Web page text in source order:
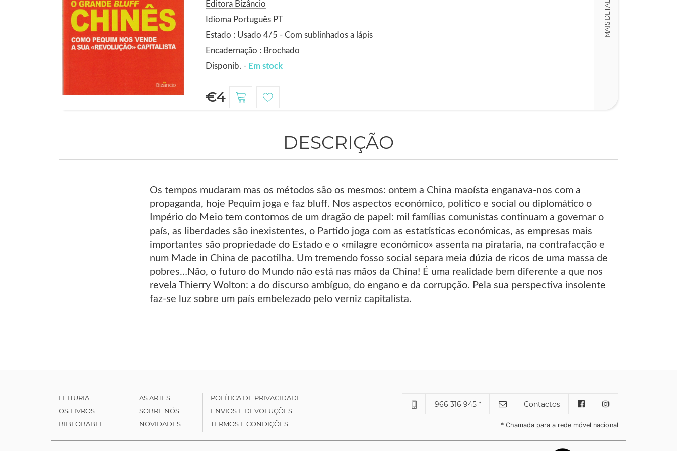
Editora Bizâncio
Idioma Português PT
Estado : Usado 4/5 - Com sublinhados a lápis
Encadernação : Brochado
Disponib. - Em stock
€4
MAIS DETALHES
DESCRIÇÃO
Os tempos mudaram mas os métodos são os mesmos: ontem a China maoísta enganava-nos com a
propaganda, hoje Pequim joga e faz bluff. Nos aspectos económico, político e social ou diplomático o
Império do Meio tem contornos de um dragão de papel: mil famílias comunistas continuam a governar o
país, as liberdades são inexistentes, o Partido joga com as estatísticas económicas, as empresas mais
importantes são propriedade do Estado e o «milagre económico» assenta na pirataria, na contrafacção e
num Made in China de pacotilha. Um tremendo fosso social separa meia dúzia de ricos de uma massa de
pobres…Não, o futuro do Mundo não está nas mãos da China! É uma realidade bem diferente a que nos
revela Thierry Wolton: a do discurso ambíguo, do engano e da corrupção. Pela sua perspectiva insolente
faz-se luz sobre um país embelezado pelo verniz capitalista.
LEITURIA
OS LIVROS
BIBLOBABEL
AS ARTES
SOBRE NÓS
NOVIDADES
POLÍTICA DE PRIVACIDADE
ENVIOS E DEVOLUÇÕES
TERMOS E CONDIÇÕES
966 316 945 * Contactos
* Chamada para a rede móvel nacional